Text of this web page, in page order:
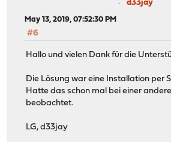
d33jay
May 13, 2019, 07:52:30 PM
#6
Hallo und vielen Dank für die
Die Lösung war eine Installation per
Hatte das schon mal bei einer
beobachtet.
LG, d33jay